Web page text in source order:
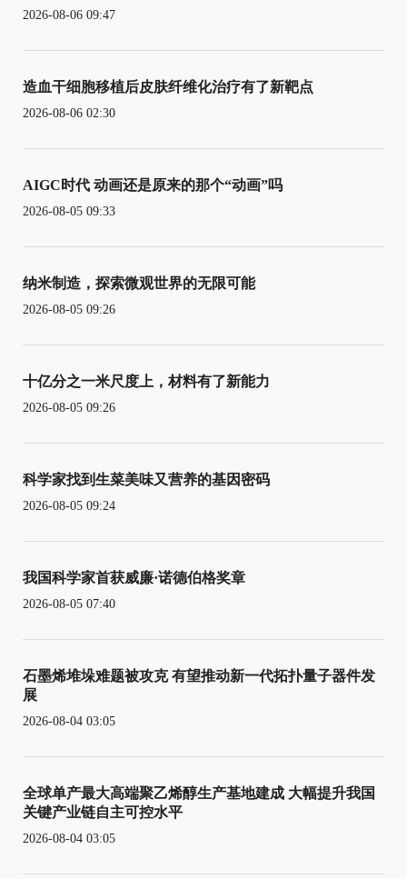
2026-08-06 09:47
造血干细胞移植后皮肤纤维化治疗有了新靶点
2026-08-06 02:30
AIGC时代 动画还是原来的那个“动画”吗
2026-08-05 09:33
纳米制造，探索微观世界的无限可能
2026-08-05 09:26
十亿分之一米尺度上，材料有了新能力
2026-08-05 09:26
科学家找到生菜美味又营养的基因密码
2026-08-05 09:24
我国科学家首获威廉·诺德伯格奖章
2026-08-05 07:40
石墨烯堆垛难题被攻克 有望推动新一代拓扑量子器件发
展
2026-08-04 03:05
全球单产最大高端聚乙烯醇生产基地建成 大幅提升我国
关键产业链自主可控水平
2026-08-04 03:05